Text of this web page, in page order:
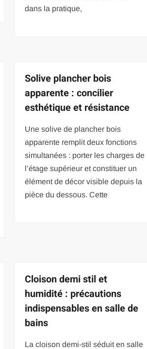
dans la pratique,
Solive plancher bois
apparente : concilier
esthétique et résistance
Une solive de plancher bois
apparente remplit deux fonctions
simultanées : porter les charges de
l’étage supérieur et constituer un
élément de décor visible depuis la
pièce du dessous. Cette
Cloison demi stil et
humidité : précautions
indispensables en salle de
bains
La cloison demi-stil séduit en salle